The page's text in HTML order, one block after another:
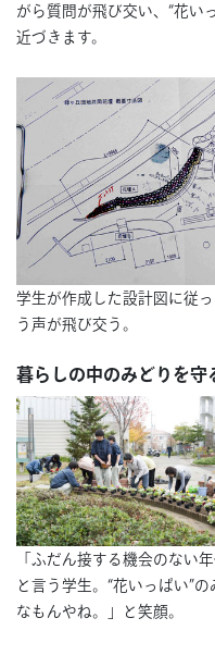
がら質問が飛び交い、“花い
近づきます。
学生が作成した設計図に従
う声が飛び交う。
暮らしの中のみどりを守
「ふだん接する機会のない
と言う学生。“花いっぱい”
なもんやね。」と笑顔。